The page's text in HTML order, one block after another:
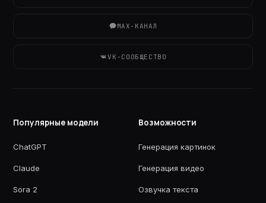
MAX-КАНАЛ
VK-СООБЩЕСТВО
Популярные модели
ChatGPT
Claude
Sora 2
Возможности
Генерация картинок
Генерация видео
Озвучка текста